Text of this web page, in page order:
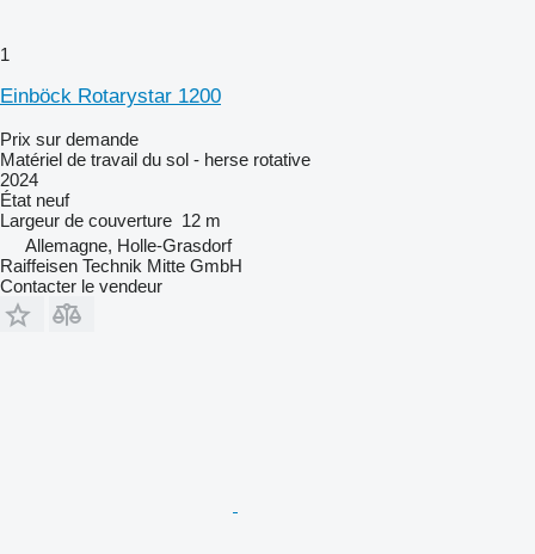
1
Einböck Rotarystar 1200
Prix sur demande
Matériel de travail du sol - herse rotative
2024
État neuf
Largeur de couverture 12 m
Allemagne, Holle-Grasdorf
Raiffeisen Technik Mitte GmbH
Contacter le vendeur